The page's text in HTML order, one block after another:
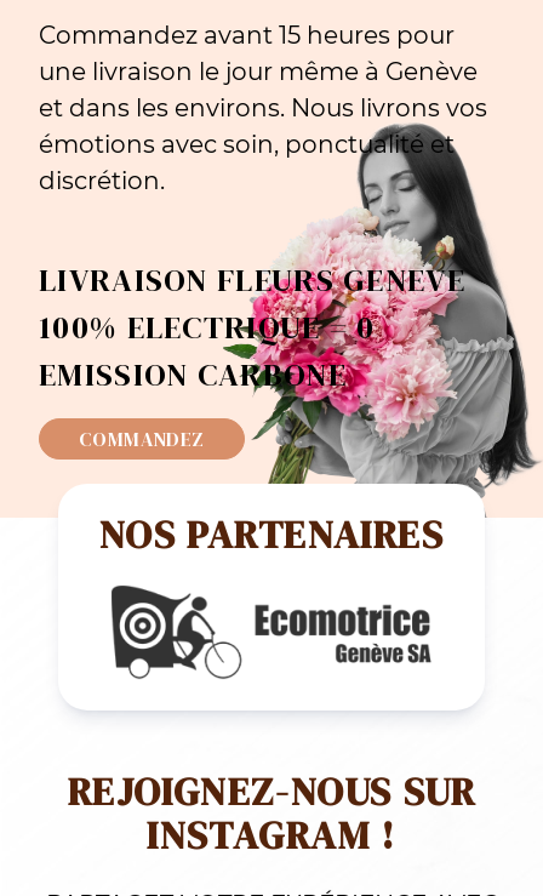
Commandez avant 15 heures pour
une livraison le jour même à Genève
et dans les environs. Nous livrons vos
émotions avec soin, ponctualité et
discrétion.
LIVRAISON FLEURS GENEVE
100% ELECTRIQUE = 0
EMISSION CARBONE
COMMANDEZ
NOS PARTENAIRES
REJOIGNEZ-NOUS SUR
INSTAGRAM !